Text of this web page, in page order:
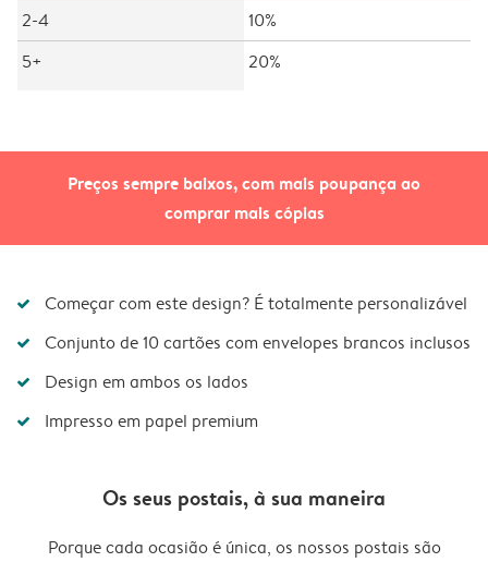
Preços sempre baixos, com mais poupança ao
comprar mais cópias
2-4
10%
5+
20%
Começar com este design? É totalmente personalizável
Conjunto de 10 cartões com envelopes brancos inclusos
Design em ambos os lados
Impresso em papel premium
Os seus postais, à sua maneira
Porque cada ocasião é única, os nossos postais são